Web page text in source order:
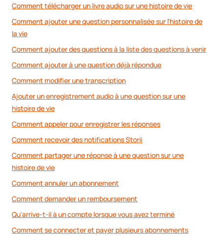
Comment télécharger un livre audio sur une histoire de vie
Comment ajouter une question personnalisée sur l'histoire de
la vie
Comment ajouter des questions à la liste des questions à venir
Comment ajouter à une question déjà répondue
Comment modifier une transcription
Ajouter un enregistrement audio à une question sur une
histoire de vie
Comment appeler pour enregistrer les réponses
Comment recevoir des notifications Storii
Comment partager une réponse à une question sur une
histoire de vie
Comment annuler un abonnement
Comment demander un remboursement
Qu'arrive-t-il à un compte lorsque vous avez terminé
Comment se connecter et payer plusieurs abonnements